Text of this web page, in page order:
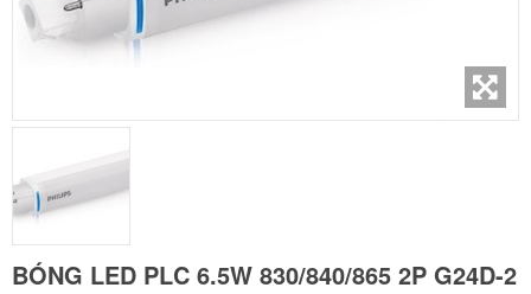
BÓNG LED PLC 6.5W 830/840/865 2P G24D-2